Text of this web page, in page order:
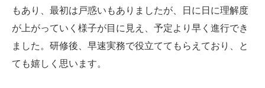
もあり、最初は戸惑いもありましたが、日に日に理解度
が上がっていく様子が目に見え、予定より早く進行でき
ました。研修後、早速実務で役立ててもらえており、と
ても嬉しく思います。